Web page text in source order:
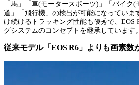
「馬」「車(モータースポーツ)」「バイク
道」「飛行機」の検出が可能になっていま
け続けるトラッキング性能も優秀で、EOS
グシステムのコンセプトを継承しています。
従来モデル「EOS R6」よりも画素数